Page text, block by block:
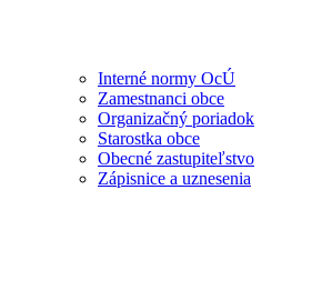
Interné normy OcÚ
Zamestnanci obce
Organizačný poriadok
Starostka obce
Obecné zastupiteľstvo
Zápisnice a uznesenia